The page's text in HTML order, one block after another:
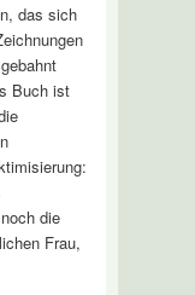
das sich
Buch ist
die
Frau,